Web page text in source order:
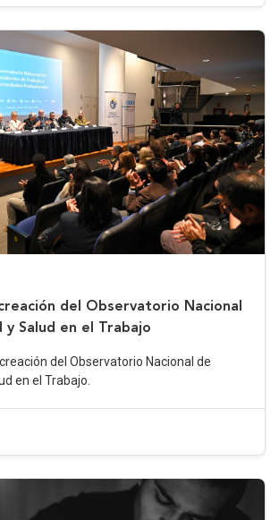
del Observatorio Nacional
y Salud en el Trabajo
del Observatorio Nacional de
en el Trabajo.